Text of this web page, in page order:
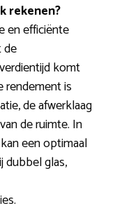
rekenen?
en efficiënte
de
komt
rendement is
de afwerklaag
de ruimte. In
een optimaal
dubbel glas,